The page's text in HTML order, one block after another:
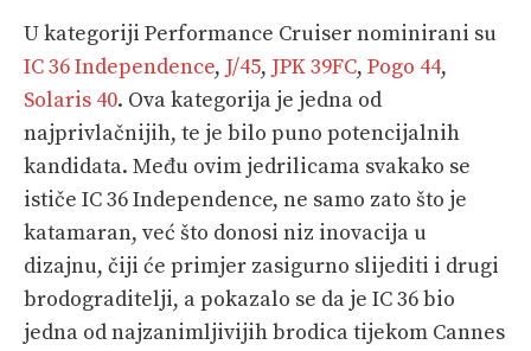
U kategoriji Performance Cruiser nominirani su
IC 36 Independence, J/45, JPK 39FC, Pogo 44,
Solaris 40. Ova kategorija je jedna od
najprivlačnijih, te je bilo puno potencijalnih
kandidata. Među ovim jedrilicama svakako se
ističe IC 36 Independence, ne samo zato što je
katamaran, već što donosi niz inovacija u
dizajnu, čiji će primjer zasigurno slijediti i drugi
brodograditelji, a pokazalo se da je IC 36 bio
jedna od najzanimljivijih brodica tijekom Cannes